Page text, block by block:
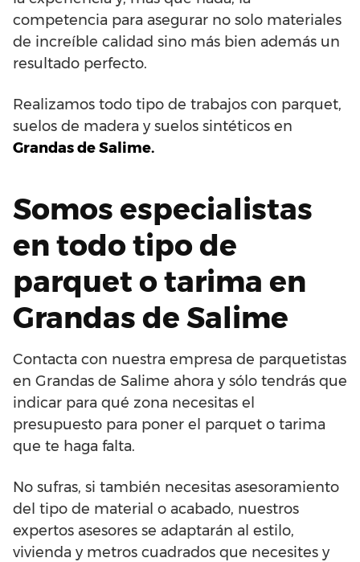
competencia para asegurar no solo materiales
de increíble calidad sino más bien además un
resultado perfecto.
Realizamos todo tipo de trabajos con parquet,
suelos de madera y suelos sintéticos en
Grandas de Salime.
Somos especialistas
en todo tipo de
parquet o tarima en
Grandas de Salime
Contacta con nuestra empresa de parquetistas
en Grandas de Salime ahora y sólo tendrás que
indicar para qué zona necesitas el
presupuesto para poner el parquet o tarima
que te haga falta.
No sufras, si también necesitas asesoramiento
del tipo de material o acabado, nuestros
expertos asesores se adaptarán al estilo,
vivienda y metros cuadrados que necesites y